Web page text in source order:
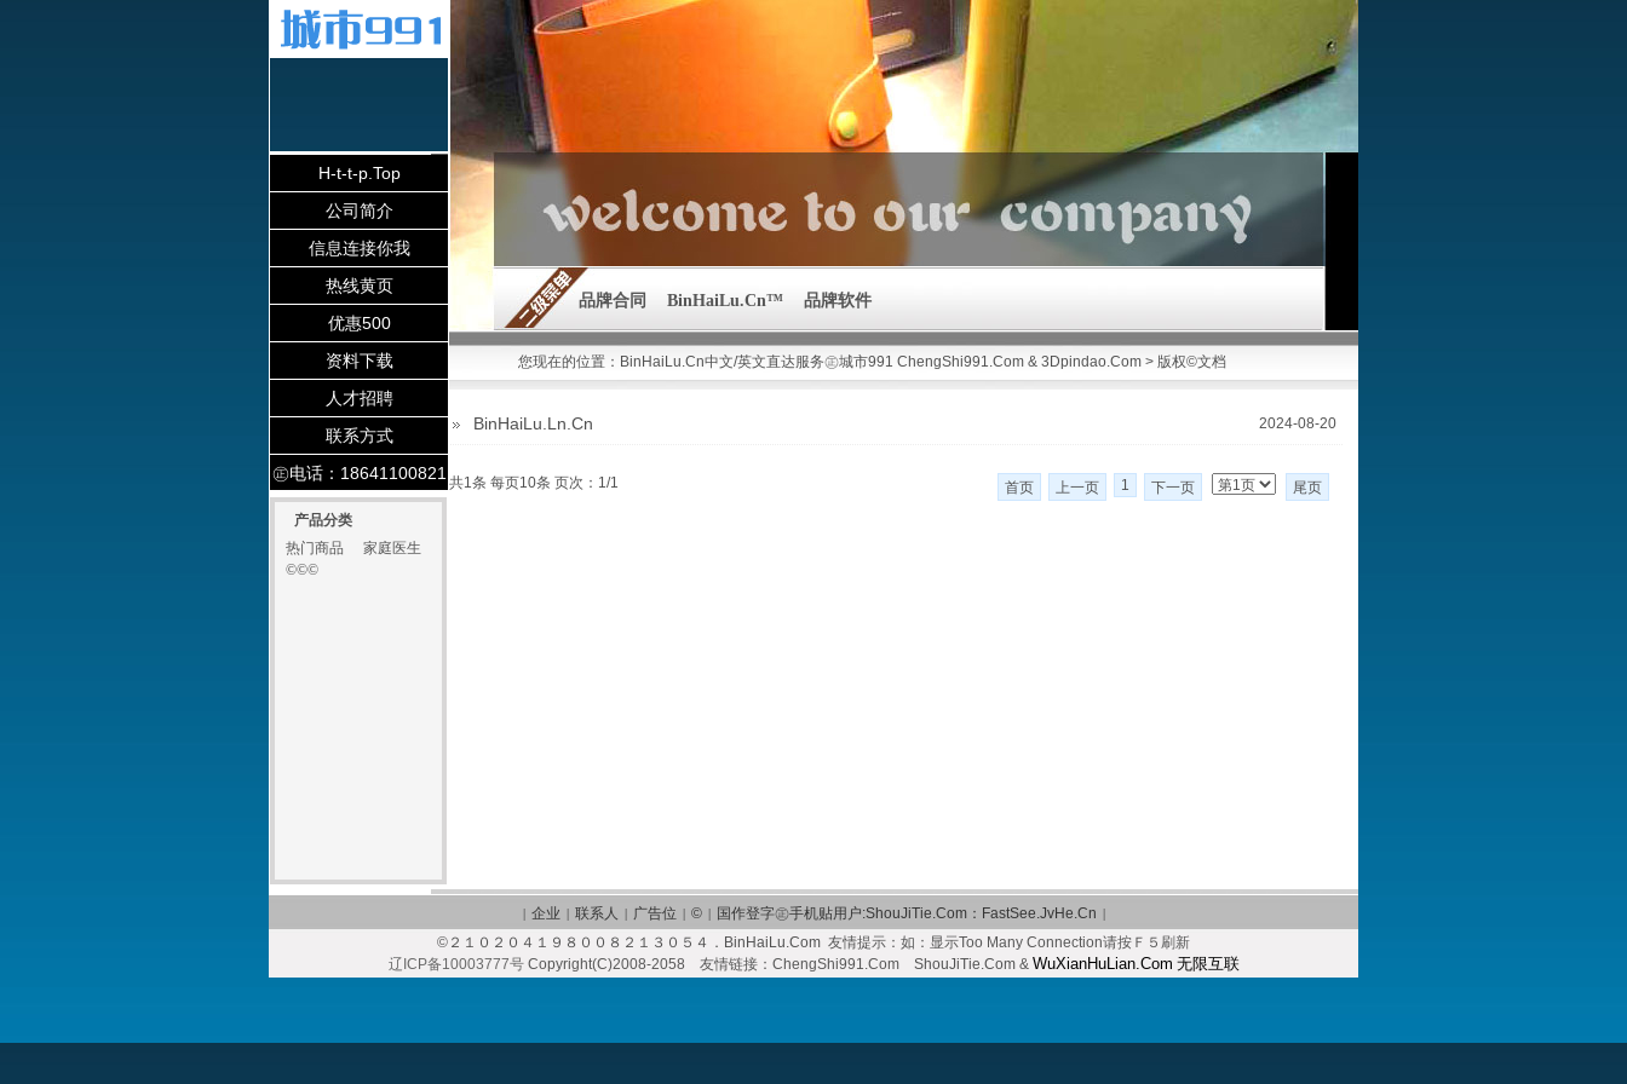
BinHaiLu.Ln.Cn 2024-08-20
共1条 每页10条 页次：1/1 首页 上一页 1 下一页 尾页
H-t-t-p.Top
公司简介
信息连接你我
热线黄页
优惠500
资料下载
人才招聘
联系方式
㊣电话：18641100821
产品分类
热门商品
家庭医生
©©©
您现在的位置： BinHaiLu.Cn中文/英文直达服务㊣城市991 ChengShi991.Com & 3Dpindao.Com > 版权©文档
品牌合同 BinHaiLu.Cn™ 品牌软件
| 企业 | 联系人 | 广告位 | © | 国作登字㊣手机贴用户:ShouJiTie.Com：FastSee.JvHe.Cn |
© ２１０２０４１９８００８２１３０５４．BinHaiLu.Com 友情提示：如：显示Too Many Connection请按Ｆ５刷新
辽ICP备10003777号Copyright(C)2008-2058 友情链接：ChengShi991.Com ShouJiTie.Com& WuXianHuLian.Com 无限互联